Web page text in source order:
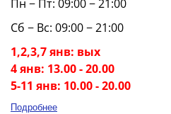
Пн − Пт: 09:00 − 21:00
Сб − Вс: 09:00 − 21:00
1,2,3,7 янв: вых
4 янв: 13.00 - 20.00
5-11 янв: 10.00 - 20.00
Подробнее